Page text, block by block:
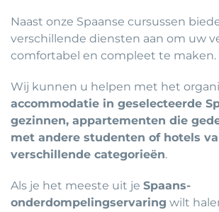
Naast onze Spaanse cursussen
verschillende diensten aan om uw
comfortabel en compleet te maken.
Wij kunnen u helpen met het
accommodatie in geselecteerde
gezinnen, appartementen die
met andere studenten of hotels
verschillende categorieën.
Als je het meeste uit je Spaans-
onderdompelingservaring wilt